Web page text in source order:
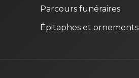
Parcours funéraires
Épitaphes et ornements